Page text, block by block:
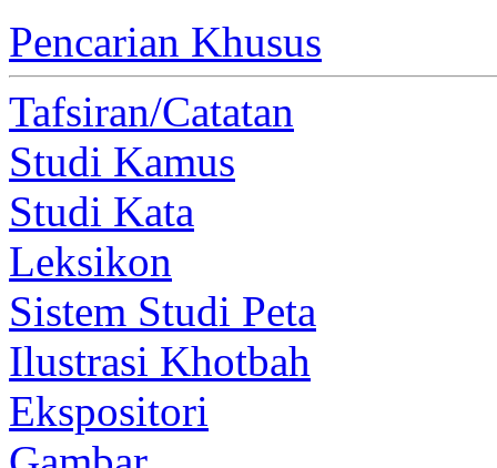
Pencarian Khusus
Tafsiran/Catatan
Studi Kamus
Studi Kata
Leksikon
Sistem Studi Peta
Ilustrasi Khotbah
Ekspositori